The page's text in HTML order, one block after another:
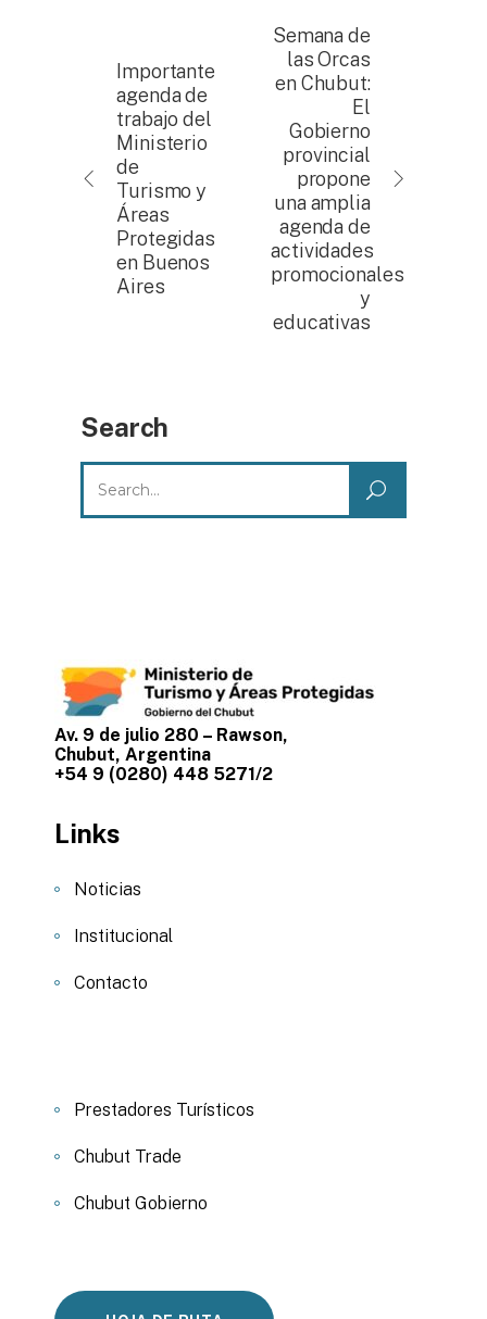
Importante
agenda de
trabajo del
Ministerio
de
Turismo y
Áreas
Protegidas
en Buenos
Aires
Semana de
las Orcas
en Chubut:
El
Gobierno
provincial
propone
una amplia
agenda de
actividades
promocionales
y
educativas
Search
Search
for:
Av. 9 de julio 280 – Rawson,
Chubut, Argentina
+54 9 (0280) 448 5271/2
Links
Noticias
Institucional
Contacto
Prestadores Turísticos
Chubut Trade
Chubut Gobierno